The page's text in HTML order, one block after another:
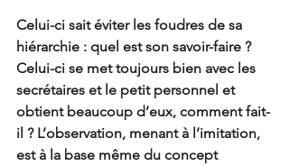
Celui-ci sait éviter les foudres de sa
hiérarchie : quel est son savoir-faire ?
Celui-ci se met toujours bien avec les
secrétaires et le petit personnel et
obtient beaucoup d’eux, comment fait-
il ? L’observation, menant à l’imitation,
est à la base même du concept